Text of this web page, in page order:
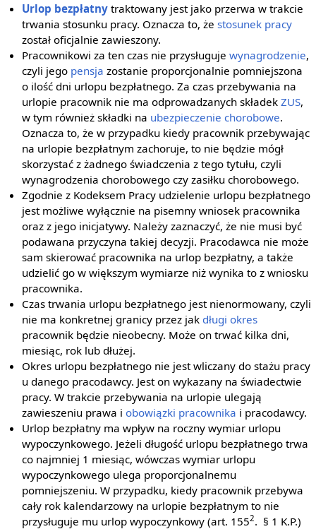
Urlop bezpłatny traktowany jest jako przerwa w trakcie
trwania stosunku pracy. Oznacza to, żestosunek pracy
został oficjalnie zawieszony.
Pracownikowi za ten czas nie przysługujewynagrodzenie,
czyli jego pensja zostanie proporcjonalnie pomniejszona
o ilość dni urlopu bezpłatnego. Za czas przebywania na
urlopie pracownik nie ma odprowadzanych składekZUS,
w tym również składki na ubezpieczenie chorobowe.
Oznacza to, że w przypadku kiedy pracownik przebywając
na urlopie bezpłatnym zachoruje, to nie będzie mógł
skorzystać z żadnego świadczenia z tego tytułu, czyli
wynagrodzenia chorobowego czy zasiłku chorobowego.
Zgodnie z Kodeksem Pracy udzielenie urlopu bezpłatnego
jest możliwe wyłącznie na pisemny wniosek pracownika
oraz z jego inicjatywy. Należy zaznaczyć, że nie musi być
podawana przyczyna takiej decyzji. Pracodawca nie może
sam skierować pracownika na urlop bezpłatny, a także
udzielić go w większym wymiarze niż wynika to z wniosku
pracownika.
Czas trwania urlopu bezpłatnego jest nienormowany, czyli
nie ma konkretnej granicy przez jak długi okres
pracownik będzie nieobecny. Może on trwać kilka dni,
miesiąc, rok lub dłużej.
Okres urlopu bezpłatnego nie jest wliczany do stażu pracy
u danego pracodawcy. Jest on wykazany na świadectwie
pracy. W trakcie przebywania na urlopie ulegają
zawieszeniu prawa iobowiązki pracownika i pracodawcy.
Urlop bezpłatny ma wpływ na roczny wymiar urlopu
wypoczynkowego. Jeżeli długość urlopu bezpłatnego trwa
co najmniej 1 miesiąc, wówczas wymiar urlopu
wypoczynkowego ulega proporcjonalnemu
pomniejszeniu. W przypadku, kiedy pracownik przebywa
cały rok kalendarzowy na urlopie bezpłatnym to nie
przysługuje mu urlop wypoczynkowy (art. 1552. § 1 K.P.)